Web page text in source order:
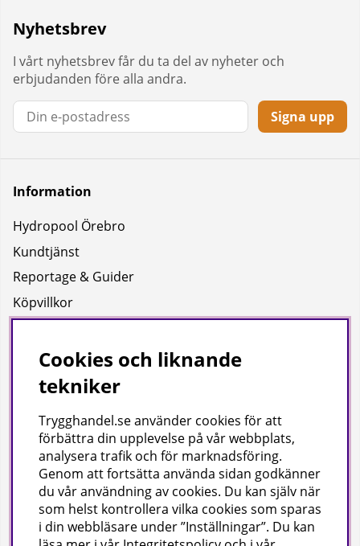
Nyhetsbrev
I vårt nyhetsbrev får du ta del av nyheter och
erbjudanden före alla andra.
Signa upp
Information
Hydropool Örebro
Kundtjänst
Reportage & Guider
Köpvillkor
Uppgifter för leverans
Om oss
Företagsinformation / hitta till oss
Gilla oss på facebook!
Ta del av inspiration, tävlingar och mycket mer
Cookies och liknande
tekniker
Trygghandel.se använder cookies för att
förbättra din upplevelse på vår webbplats,
analysera trafik och för marknadsföring.
Genom att fortsätta använda sidan godkänner
du vår användning av cookies. Du kan själv när
som helst kontrollera vilka cookies som sparas
i din webbläsare under ”Inställningar”. Du kan